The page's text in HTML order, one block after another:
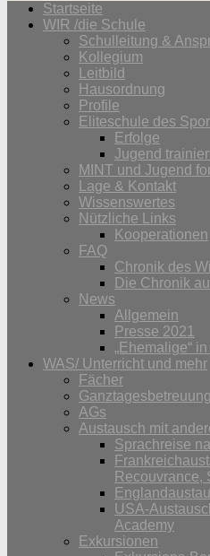
Startseite
WIR /die Schule
Schulleitung &
Kollegium
Leitbild
Hausordnung
Profile
Eliteschule des
Erfolge
Jugend
MINT und Jugend
Lage & Kontakt
Wissenswertes
Nützliche Links
Kooperationen
FAQ
Chronik des
Die Chronik
News
Allgemein
Presse 2021
„Ehemalige“
WAS/ Unterricht und mehr
Fächer
Ganztagesbetreuung
AGs
Austausch mit
Sprachreise
Recouvrance,
USA-
Academy
Exkursionen